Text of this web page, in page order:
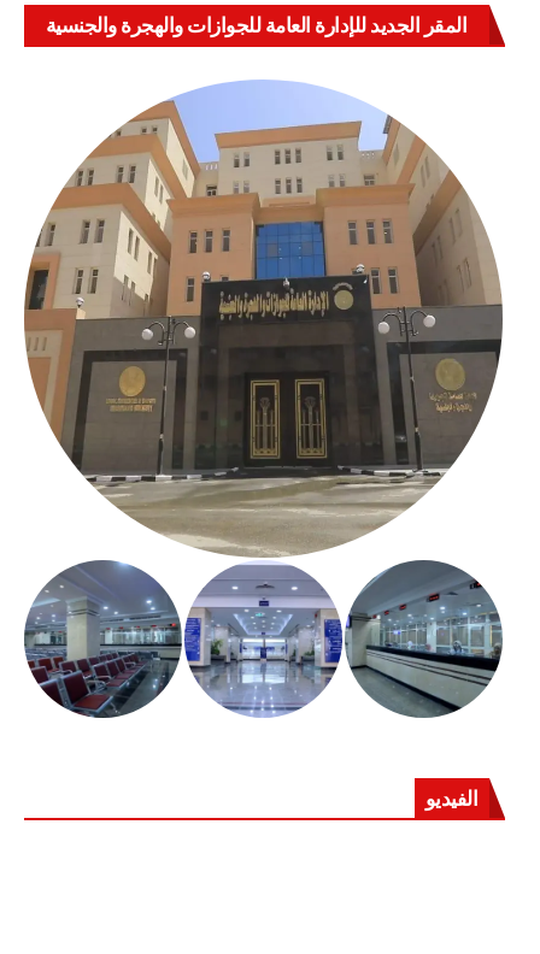
المقر الجديد للإدارة العامة للجوازات والهجرة والجنسية
الفيديو